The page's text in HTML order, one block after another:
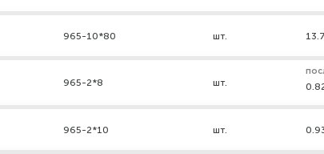
965-10*80 шт.
965-2*8 шт.
965-2*10 шт.